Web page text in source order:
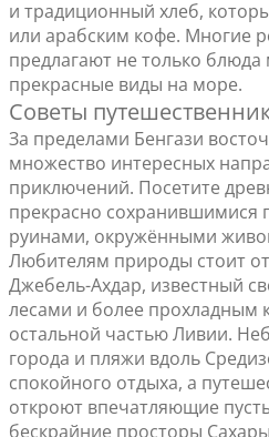
и традиционный хлеб,
или арабским кофе. Многие
предлагают не только блюда
прекрасные виды на море.
Советы
За пределами Бенгази
множество интересных
приключений. Посетите
прекрасно сохранившимися
руинами, окружёнными
Любителям природы стоит
Джебель-Ахдар, известный
лесами и более прохладным
остальной частью Ливии.
города и пляжи вдоль
спокойного отдыха, а
откроют впечатляющие
бескрайние просторы